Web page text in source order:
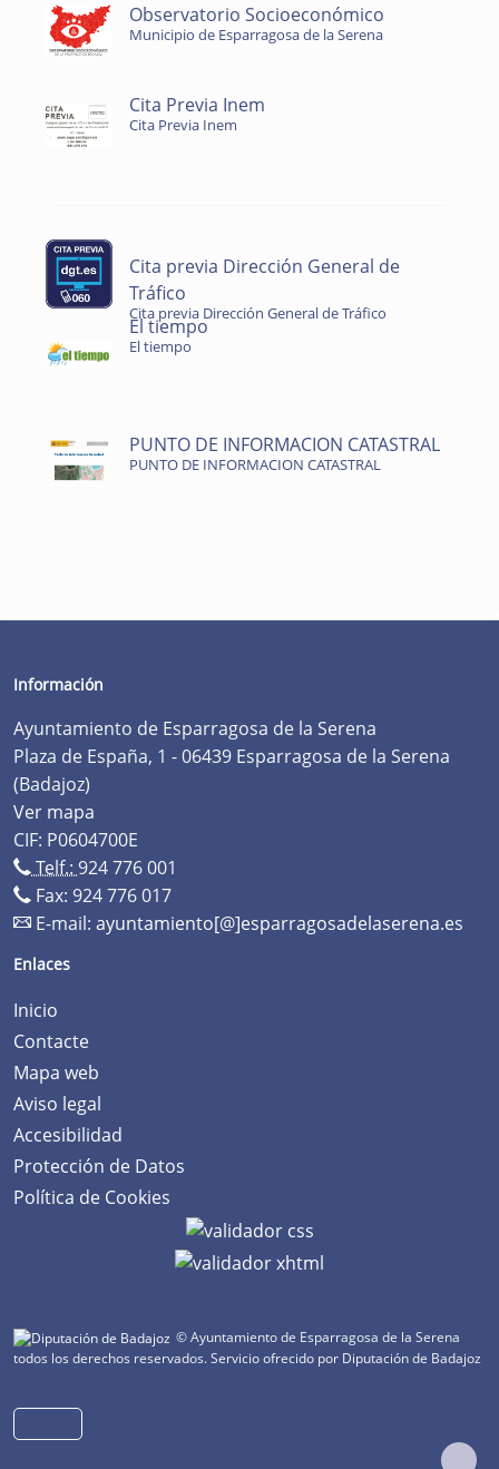
Observatorio Socioeconómico
Municipio de Esparragosa de la Serena
Cita Previa Inem
Cita Previa Inem
Cita previa Dirección General de
Tráfico
Cita previa Dirección General de Tráfico
El tiempo
El tiempo
PUNTO DE INFORMACION CATASTRAL
PUNTO DE INFORMACION CATASTRAL
Información
Ayuntamiento de Esparragosa de la Serena
Plaza de España, 1 - 06439 Esparragosa de la Serena
(Badajoz)
Ver mapa
CIF: P0604700E
Telf.: 924 776 001
Fax: 924 776 017
E-mail: ayuntamiento[@]esparragosadelaserena.es
Enlaces
Inicio
Contacte
Mapa web
Aviso legal
Accesibilidad
Protección de Datos
Política de Cookies
© Ayuntamiento de Esparragosa de la Serena
todos los derechos reservados.Servicio ofrecido por Diputación de Badajoz